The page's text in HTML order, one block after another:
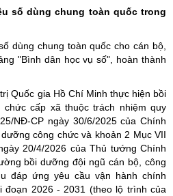
số dùng chung toàn quốc trong
dùng chung toàn quốc cho cán bộ,
"Bình dân học vụ số", hoàn thành
Quốc gia Hồ Chí Minh thực hiện bồi
cấp xã thuộc trách nhiệm quy
NĐ-CP ngày 30/6/2025 của Chính
công chức và khoản 2 Mục VII
20/4/2026 của Thủ tướng Chính
bồi dưỡng đội ngũ cán bộ, công
đáp ứng yêu cầu vận hành chính
đoạn 2026 - 2031 (theo lộ trình của